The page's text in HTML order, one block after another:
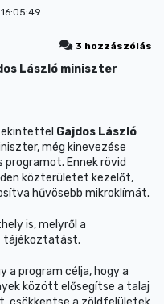
3 hozzászólás
László miniszter
Gajdos László
még kinevezése
Ennek rövid
közterületet kezelőt,
hűvösebb mikroklímát.
is, melyről a
tájékoztatást.
a program célja, hogy a
között elősegítse a talaj